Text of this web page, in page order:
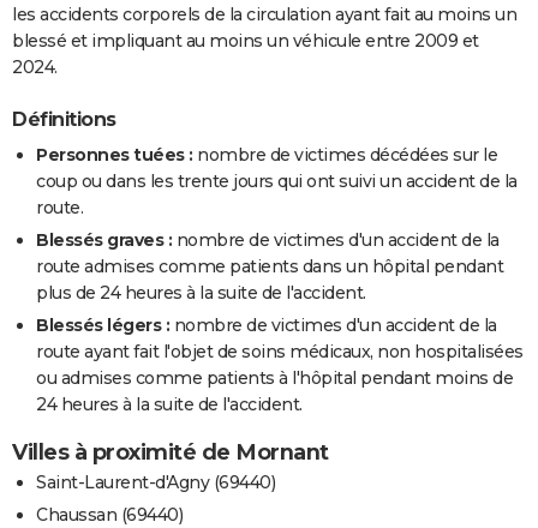
les accidents corporels de la circulation ayant fait au moins un
blessé et impliquant au moins un véhicule entre 2009 et
2024.
Définitions
Personnes tuées : nombre de victimes décédées sur le
coup ou dans les trente jours qui ont suivi un accident de la
route.
Blessés graves : nombre de victimes d'un accident de la
route admises comme patients dans un hôpital pendant
plus de 24 heures à la suite de l'accident.
Blessés légers : nombre de victimes d'un accident de la
route ayant fait l'objet de soins médicaux, non hospitalisées
ou admises comme patients à l'hôpital pendant moins de
24 heures à la suite de l'accident.
Villes à proximité de Mornant
Saint-Laurent-d'Agny (69440)
Chaussan (69440)